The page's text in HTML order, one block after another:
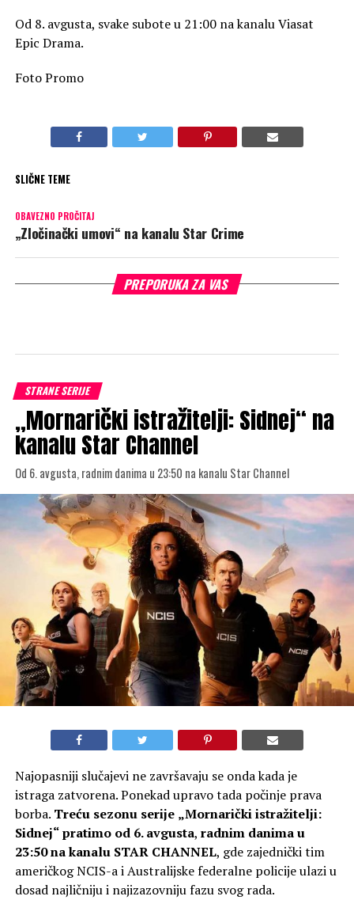
Od 8. avgusta, svake subote u 21:00 na kanalu Viasat
Epic Drama.
Foto Promo
SLIČNE TEME
OBAVEZNO PROČITAJ
„Zločinački umovi“ na kanalu Star Crime
PREPORUKA ZA VAS
STRANE SERIJE
„Mornarički istražitelji: Sidnej“ na
kanalu Star Channel
Od 6. avgusta, radnim danima u 23:50 na kanalu Star Channel
Najopasniji slučajevi ne završavaju se onda kada je
istraga zatvorena. Ponekad upravo tada počinje prava
borba. Treću sezonu serije „Mornarički istražitelji:
Sidnej“pratimo od 6. avgusta, radnim danima u
23:50 na kanalu STAR CHANNEL, gde zajednički tim
američkog NCIS-a i Australijske federalne policije ulazi u
dosad najličniju i najizazovniju fazu svog rada.